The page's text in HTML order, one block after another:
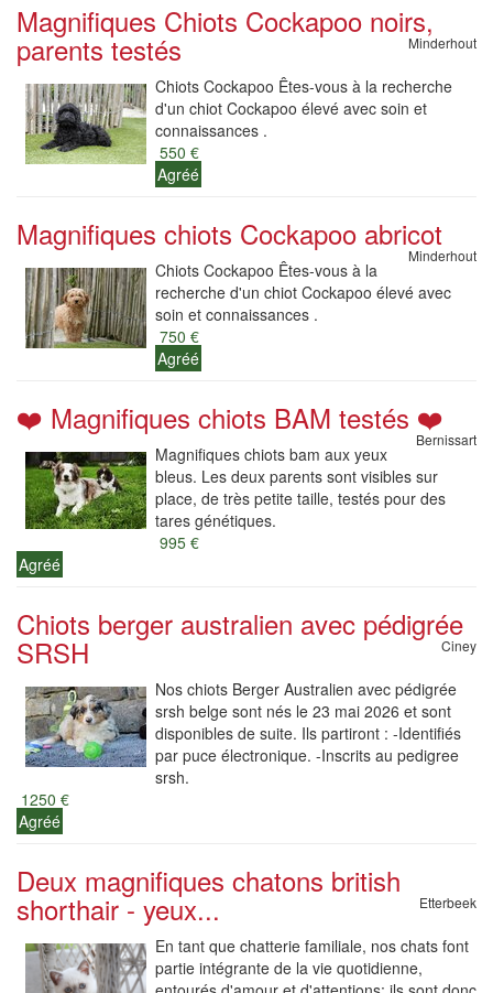
Magnifiques Chiots Cockapoo noirs,
parents testés Minderhout
Chiots Cockapoo Êtes-vous à la recherche
d'un chiot Cockapoo élevé avec soin et
connaissances .
550 €
Agréé
Magnifiques chiots Cockapoo abricot
Minderhout
Chiots Cockapoo Êtes-vous à la
recherche d'un chiot Cockapoo élevé avec
soin et connaissances .
750 €
Agréé
❤️ Magnifiques chiots BAM testés ❤️
Bernissart
Magnifiques chiots bam aux yeux
bleus. Les deux parents sont visibles sur
place, de très petite taille, testés pour des
tares génétiques.
995 €
Agréé
Chiots berger australien avec pédigrée
SRSH Ciney
Nos chiots Berger Australien avec pédigrée
srsh belge sont nés le 23 mai 2026 et sont
disponibles de suite. Ils partiront : -Identifiés
par puce électronique. -Inscrits au pedigree
srsh.
1250 €
Agréé
Deux magnifiques chatons british
shorthair - yeux... Etterbeek
En tant que chatterie familiale, nos chats font
partie intégrante de la vie quotidienne,